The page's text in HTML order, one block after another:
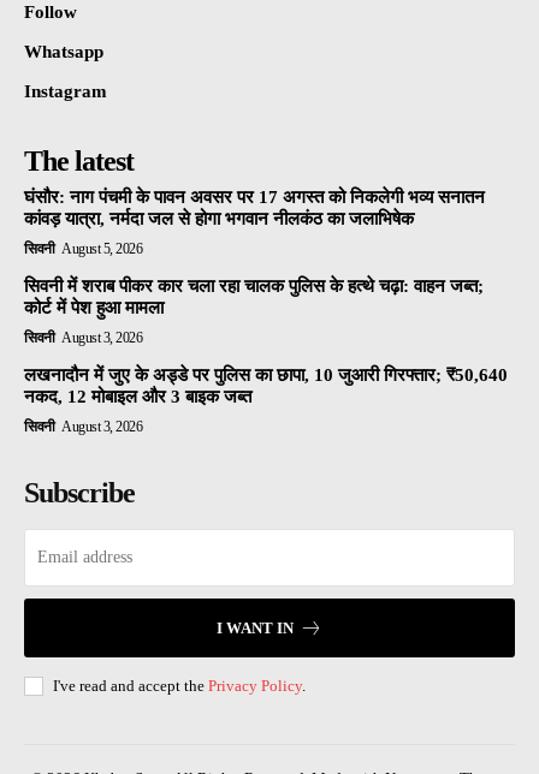
Follow
Whatsapp
Instagram
The latest
घंसौर: नाग पंचमी के पावन अवसर पर 17 अगस्त को निकलेगी भव्य सनातन
कांवड़ यात्रा, नर्मदा जल से होगा भगवान नीलकंठ का जलाभिषेक
सिवनी August 5, 2026
सिवनी में शराब पीकर कार चला रहा चालक पुलिस के हत्थे चढ़ा: वाहन जब्त;
कोर्ट में पेश हुआ मामला
सिवनी August 3, 2026
लखनादौन में जुए के अड्डे पर पुलिस का छापा, 10 जुआरी गिरफ्तार; ₹50,640
नकद, 12 मोबाइल और 3 बाइक जब्त
सिवनी August 3, 2026
Subscribe
I WANT IN
I've read and accept the Privacy Policy.